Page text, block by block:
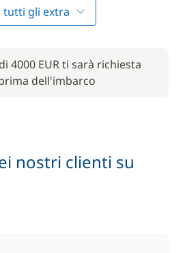
inclusi)
90,00 €
/ settimana
tutti gli extra
4000 EUR ti sarà richiesta
dell'imbarco
nostri clienti su